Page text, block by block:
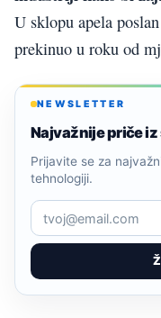
U sklopu apela
prekinuo u roku od
NEWSLETTER
Najvažnije priče
Prijavite se za
tehnologiji.